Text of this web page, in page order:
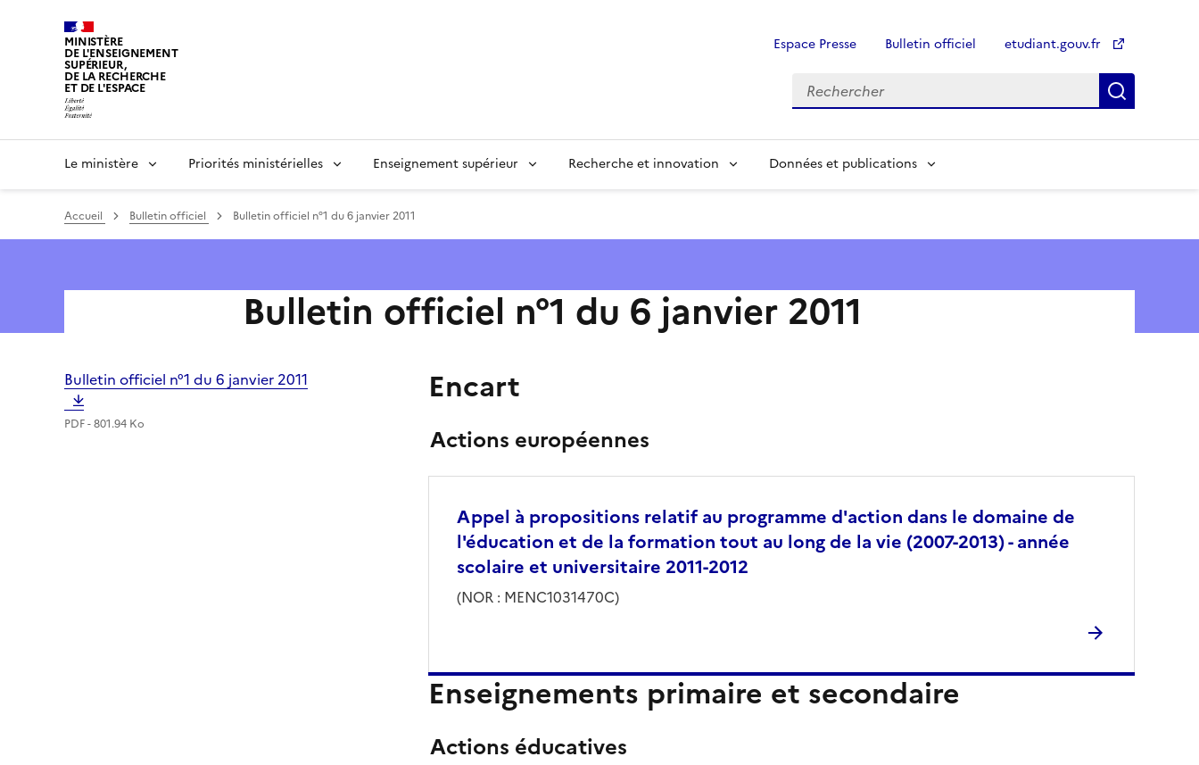
MINISTÈRE
DE L'ENSEIGNEMENT
SUPÉRIEUR,
DE LA RECHERCHE
ET DE L'ESPACE
Espace Presse Bulletin officiel etudiant.gouv.fr
Le ministère Priorités ministérielles Enseignement supérieur Recherche et innovation Données et publications
Accueil Bulletin officiel Bulletin officiel n°1 du 6 janvier 2011
Bulletin officiel n°1 du 6 janvier 2011
Bulletin officiel n°1 du 6 janvier 2011
PDF - 801.94 Ko
Encart
Actions européennes
Appel à propositions relatif au programme d'action dans le domaine de
l'éducation et de la formation tout au long de la vie (2007-2013) - année
scolaire et universitaire 2011-2012
(NOR : MENC1031470C)
Enseignements primaire et secondaire
Actions éducatives